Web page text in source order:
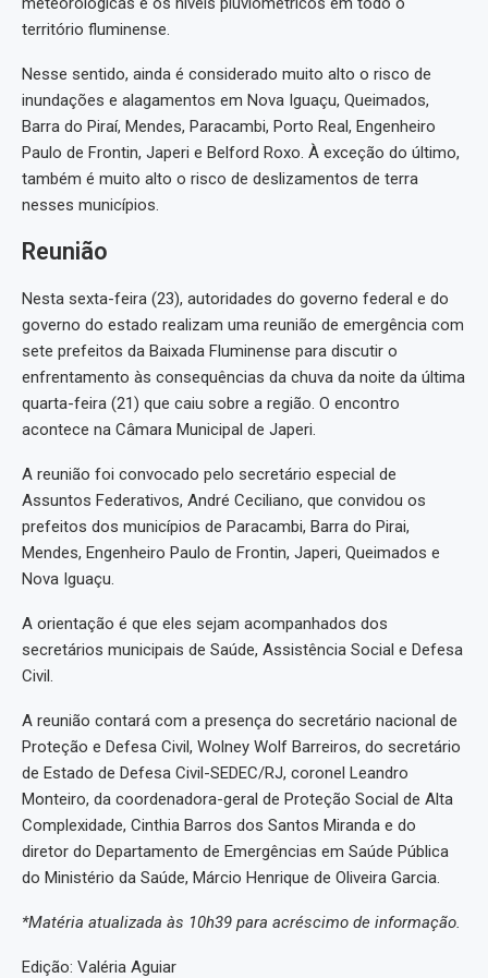
território fluminense.
Nesse sentido, ainda é considerado muito alto o risco de
inundações e alagamentos em Nova Iguaçu, Queimados,
Barra do Piraí, Mendes, Paracambi, Porto Real, Engenheiro
Paulo de Frontin, Japeri e Belford Roxo. À exceção do último,
também é muito alto o risco de deslizamentos de terra
nesses municípios.
Reunião
Nesta sexta-feira (23), autoridades do governo federal e do
governo do estado realizam uma reunião de emergência com
sete prefeitos da Baixada Fluminense para discutir o
enfrentamento às consequências da chuva da noite da última
quarta-feira (21) que caiu sobre a região. O encontro
acontece na Câmara Municipal de Japeri.
A reunião foi convocado pelo secretário especial de
Assuntos Federativos, André Ceciliano, que convidou os
prefeitos dos municípios de Paracambi, Barra do Pirai,
Mendes, Engenheiro Paulo de Frontin, Japeri, Queimados e
Nova Iguaçu.
A orientação é que eles sejam acompanhados dos
secretários municipais de Saúde, Assistência Social e Defesa
Civil.
A reunião contará com a presença do secretário nacional de
Proteção e Defesa Civil, Wolney Wolf Barreiros, do secretário
de Estado de Defesa Civil-SEDEC/RJ, coronel Leandro
Monteiro, da coordenadora-geral de Proteção Social de Alta
Complexidade, Cinthia Barros dos Santos Miranda e do
diretor do Departamento de Emergências em Saúde Pública
do Ministério da Saúde, Márcio Henrique de Oliveira Garcia.
*Matéria atualizada às 10h39 para acréscimo de informação.
Edição: Valéria Aguiar